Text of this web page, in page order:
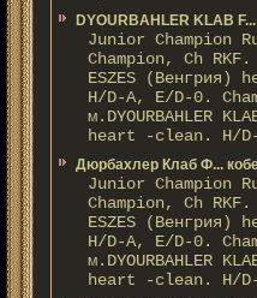
DYOURBAHLER KLAB
Junior Champion
Champion, Ch RKF.
ESZES (Венгрия)
H/D-A, E/D-0.
м.DYOURBAHLER
heart -clean. H/
Дюрбахлер Клаб Ф...
Junior Champion
Champion, Ch RKF.
ESZES (Венгрия)
H/D-A, E/D-0.
м.DYOURBAHLER
heart -clean. H/